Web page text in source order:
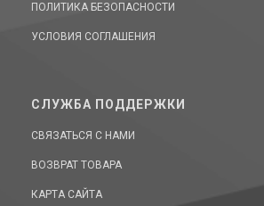
ПОЛИТИКА БЕЗОПАСНОСТИ
УСЛОВИЯ СОГЛАШЕНИЯ
СЛУЖБА ПОДДЕРЖКИ
СВЯЗАТЬСЯ С НАМИ
ВОЗВРАТ ТОВАРА
КАРТА САЙТА